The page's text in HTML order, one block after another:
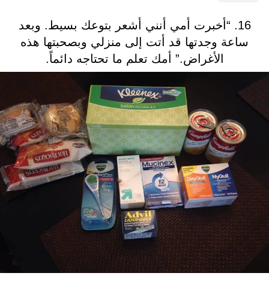
16. “أخبرت أمي أنني أشعر بتوعك بسيط. وبعد
ساعة وجدتها قد أتت إلى منزلي وبصحبتها هذه
الأغراض.” أمك تعلم ما تحتاجه دائماً.